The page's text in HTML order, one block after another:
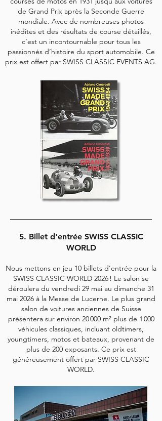
de Grand Prix après la Seconde Guerre
mondiale. Avec de nombreuses photos
inédites et des résultats de course détaillés,
c’est un incontournable pour tous les
passionnés d’histoire du sport automobile. Ce
prix est offert par SWISS CLASSIC EVENTS AG.
5. Billet d'entrée SWISS CLASSIC
WORLD
Nous mettons en jeu 10 billets d’entrée pour la
SWISS CLASSIC WORLD 2026 ! Le salon se
déroulera du vendredi 29 mai au dimanche 31
mai 2026 à la Messe de Lucerne. Le plus grand
salon de voitures anciennes de Suisse
présentera sur environ 20 000 m² plus de 1 000
véhicules classiques, incluant oldtimers,
youngtimers, motos et bateaux, provenant de
plus de 200 exposants. Ce prix est
généreusement offert par SWISS CLASSIC
WORLD.